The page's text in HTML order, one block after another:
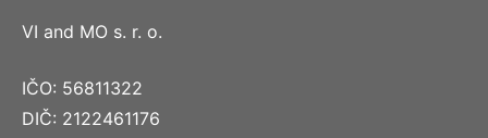
VI and MO s. r. o.
IČO: 56811322
DIČ: 2122461176